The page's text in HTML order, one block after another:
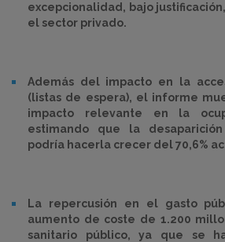
excepcionalidad, bajo
el sector privado.
Además del impacto en la
(listas de espera), el informe
impacto relevante en la
estimando que la
podría hacerla crecer del 70,6%
La repercusión en el gasto
aumento de coste de 1.200
sanitario público, ya que se